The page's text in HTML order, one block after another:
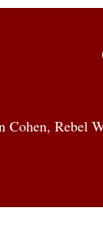
Cohen, Rebel